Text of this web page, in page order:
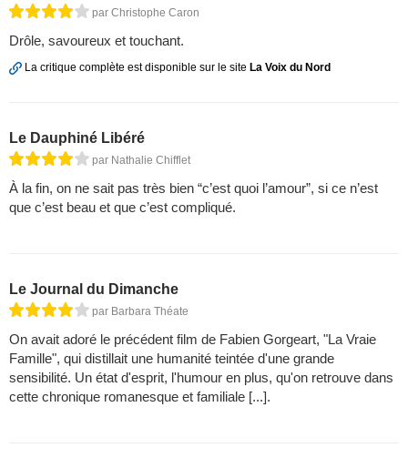
par Christophe Caron
Drôle, savoureux et touchant.
La critique complète est disponible sur le site La Voix du Nord
Le Dauphiné Libéré
par Nathalie Chifflet
À la fin, on ne sait pas très bien “c’est quoi l’amour”, si ce n’est
que c’est beau et que c’est compliqué.
Le Journal du Dimanche
par Barbara Théate
On avait adoré le précédent film de Fabien Gorgeart, "La Vraie
Famille", qui distillait une humanité teintée d'une grande
sensibilité. Un état d'esprit, l'humour en plus, qu'on retrouve dans
cette chronique romanesque et familiale [...].